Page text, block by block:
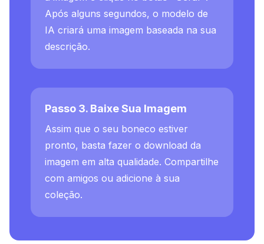
Após alguns segundos, o modelo de
IA criará uma imagem baseada na sua
descrição.
Passo 3. Baixe Sua Imagem
Assim que o seu boneco estiver
pronto, basta fazer o download da
imagem em alta qualidade. Compartilhe
com amigos ou adicione à sua
coleção.